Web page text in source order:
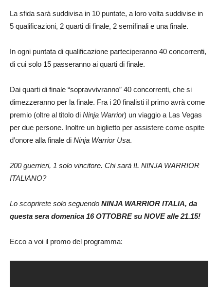
La sfida sarà suddivisa in 10 puntate, a loro volta suddivise in
5 qualificazioni, 2 quarti di finale, 2 semifinali e una finale.
In ogni puntata di qualificazione parteciperanno 40 concorrenti,
di cui solo 15 passeranno ai quarti di finale.
Dai quarti di finale “sopravvivranno” 40 concorrenti, che si
dimezzeranno per la finale. Fra i 20 finalisti il primo avrà come
premio (oltre al titolo di Ninja Warrior) un viaggio a Las Vegas
per due persone. Inoltre un biglietto per assistere come ospite
d’onore alla finale di Ninja Warrior Usa.
200 guerrieri, 1 solo vincitore. Chi sarà IL NINJA WARRIOR
ITALIANO?
Lo scoprirete solo seguendo NINJA WARRIOR ITALIA, da
questa sera domenica 16 OTTOBRE su NOVE alle 21.15!
Ecco a voi il promo del programma: